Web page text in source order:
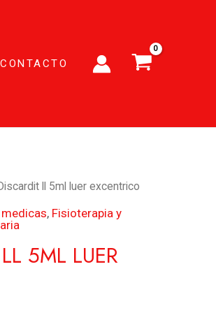
CONTACTO
ll 5ml luer excentrico
, Fisioterapia y
5ML LUER